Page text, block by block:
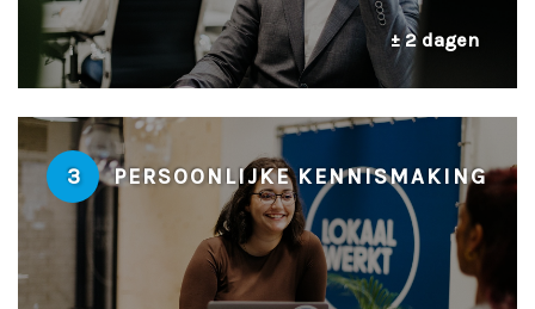
± 2 dagen
3 PERSOONLIJKE KENNISMAKING